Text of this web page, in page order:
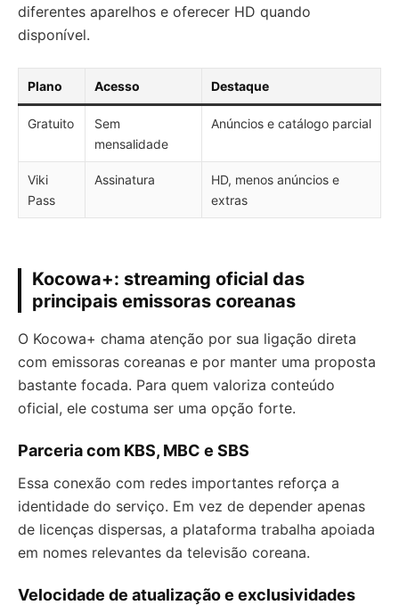
diferentes aparelhos e oferecer HD quando
disponível.
Plano Acesso Destaque
Gratuito
Sem
mensalidade
Anúncios e catálogo parcial
Viki
Pass
Assinatura
HD, menos anúncios e
extras
Kocowa+: streaming oficial das
principais emissoras coreanas
O Kocowa+ chama atenção por sua ligação direta
com emissoras coreanas e por manter uma proposta
bastante focada. Para quem valoriza conteúdo
oficial, ele costuma ser uma opção forte.
Parceria com KBS, MBC e SBS
Essa conexão com redes importantes reforça a
identidade do serviço. Em vez de depender apenas
de licenças dispersas, a plataforma trabalha apoiada
em nomes relevantes da televisão coreana.
Velocidade de atualização e exclusividades